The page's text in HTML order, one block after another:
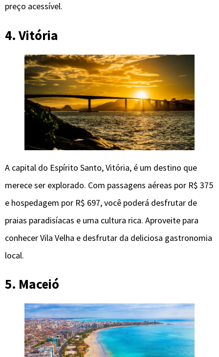
preço acessível.
4. Vitória
A capital do Espírito Santo, Vitória, é um destino que
merece ser explorado. Com passagens aéreas por R$ 375
e hospedagem por R$ 697, você poderá desfrutar de
praias paradisíacas e uma cultura rica. Aproveite para
conhecer Vila Velha e desfrutar da deliciosa gastronomia
local.
5. Maceió